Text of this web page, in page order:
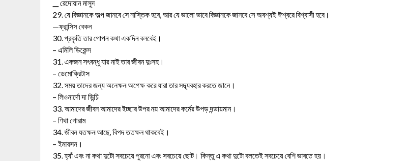
__ রেদোয়ান মাসুদ
29. যে বিজ্ঞানকে অল্প জানবে সে নাস্তিক হবে, আর যে ভালো ভাবে বিজ্ঞানকে জানবে সে অবশ্যই ঈশ্বরে বিশ্বাসী হবে।
—ফ্রান্সিস বেকন
30. প্রকৃতি তার গোপন কথা একদিন বলবেই।
– এমিলি ডিকেন্স
31. একজন সৎবন্ধু যার নাই তার জীবন দুঃসহ।
– ডেমোক্রিটাস
32. সময় তাদের জন্য অনেক্ষন অপেক্ষ করে যারা তার সদ্ব্যবহার করতে জানে।
– লিওনার্দো দা ভিন্চি
33. আমাদের জীবন আমাদের ইচ্ছার উপর নয় আমাদের কর্মের উপড় দন্ডায়মান।
– ণিথা গোরাম
34. জীবন যতক্ষন আছে, বিপদ ততক্ষন থাকবেই।
– ইমারসন।
35. হ্যাঁ এবং না কথা দুটো সবচেয়ে পুরনো এবং সবচেয়ে ছোট। কিন্তু এ কথা দুটো বলতেই সবচেয়ে বেশি ভাবতে হয়।